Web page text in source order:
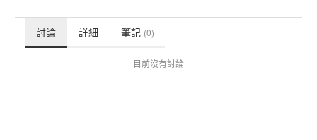
討論 詳細 筆記 (0)
目前沒有討論